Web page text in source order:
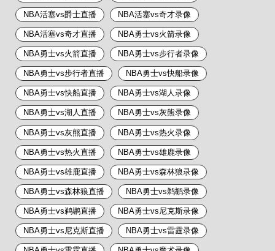
NBA活塞vs爵士直播 NBA活塞vs奇才录像
NBA活塞vs奇才直播 NBA勇士vs火箭录像
NBA勇士vs火箭直播 NBA勇士vs步行者录像
NBA勇士vs步行者直播 NBA勇士vs快船录像
NBA勇士vs快船直播 NBA勇士vs湖人录像
NBA勇士vs湖人直播 NBA勇士vs灰熊录像
NBA勇士vs灰熊直播 NBA勇士vs热火录像
NBA勇士vs热火直播 NBA勇士vs雄鹿录像
NBA勇士vs雄鹿直播 NBA勇士vs森林狼录像
NBA勇士vs森林狼直播 NBA勇士vs鹈鹕录像
NBA勇士vs鹈鹕直播 NBA勇士vs尼克斯录像
NBA勇士vs尼克斯直播 NBA勇士vs雷霆录像